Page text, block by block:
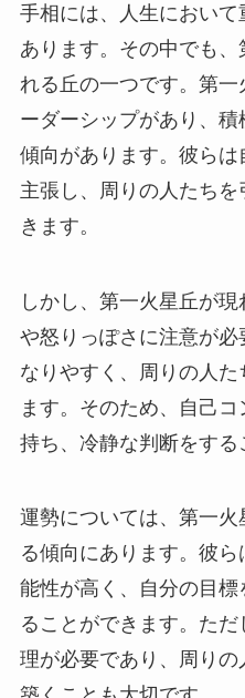
手相には、人生におい
あります。その中でも
れる丘の一つです。第
ーダーシップがあり、
傾向があります。彼らは
主張し、周りの人たち
きます。
しかし、第一火星丘が
や怒りっぽさに注意が
なりやすく、周りの人
ます。そのため、自己
持ち、冷静な判断をする
運勢については、第一
る傾向にあります。彼
能性が高く、自分の目
ることができます。た
理が必要であり、周り